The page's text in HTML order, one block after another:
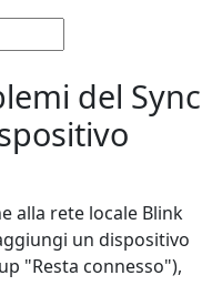
del Sync
alla rete locale Blink
un dispositivo
"Resta connesso"),